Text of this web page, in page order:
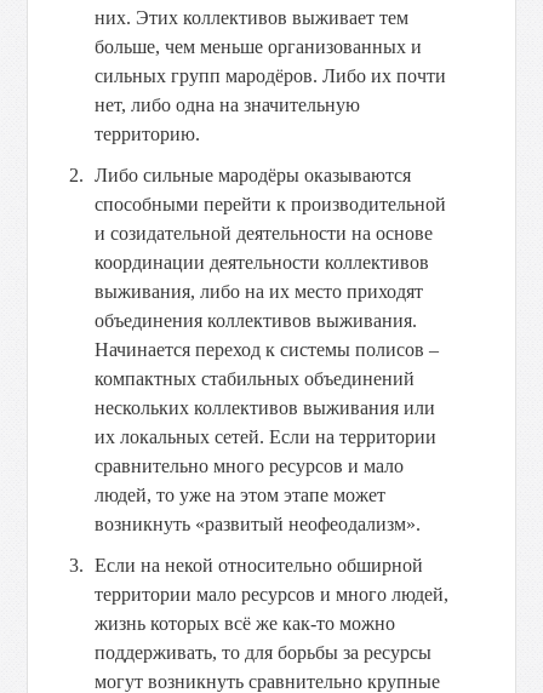
них. Этих коллективов выживает тем
больше, чем меньше организованных и
сильных групп мародёров. Либо их почти
нет, либо одна на значительную
территорию.
Либо сильные мародёры оказываются
способными перейти к производительной
и созидательной деятельности на основе
координации деятельности коллективов
выживания, либо на их место приходят
объединения коллективов выживания.
Начинается переход к системы полисов –
компактных стабильных объединений
нескольких коллективов выживания или
их локальных сетей. Если на территории
сравнительно много ресурсов и мало
людей, то уже на этом этапе может
возникнуть «развитый неофеодализм».
Если на некой относительно обширной
территории мало ресурсов и много людей,
жизнь которых всё же как-то можно
поддерживать, то для борьбы за ресурсы
могут возникнуть сравнительно крупные